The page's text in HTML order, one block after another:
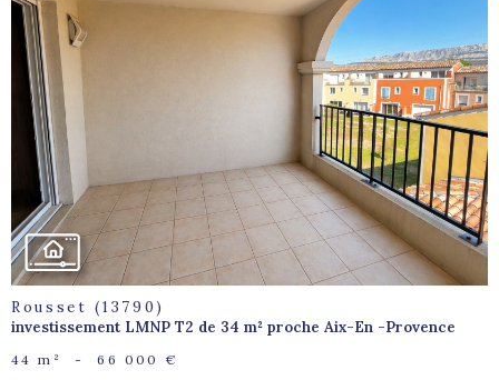
bien
Rousset (13790)
investissement LMNP T2 de 34 m² proche Aix-En -Provence
44 m² - 66 000 €